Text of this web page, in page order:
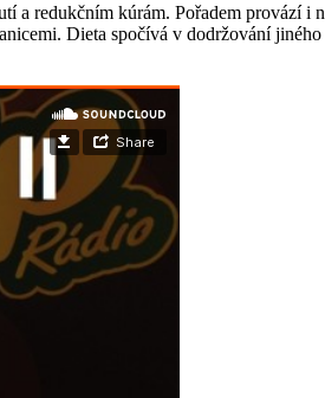
a redukčním kúrám. Pořadem provází
Dieta spočívá v dodržování